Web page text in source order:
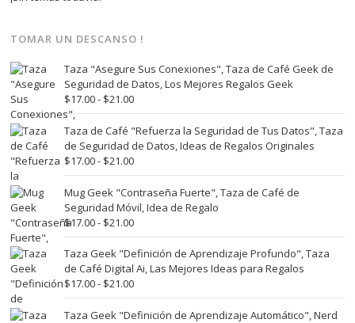
TOMAR UN DESCANSO !
Taza "Asegure Sus Conexiones", Taza de Café Geek de
Seguridad de Datos, Los Mejores Regalos Geek
$17.00- $21.00Rango
de
precios:
desde
$17.00
hasta
$21.00
Taza de Café "Refuerza la Seguridad de Tus Datos", Taza
de Seguridad de Datos, Ideas de Regalos Originales
$17.00- $21.00Rango
de
precios:
desde
$17.00
hasta
$21.00
Mug Geek "Contraseña Fuerte", Taza de Café de
Seguridad Móvil, Idea de Regalo
$17.00- $21.00Rango
de
precios:
desde
$17.00
hasta
$21.00
Taza Geek "Definición de Aprendizaje Profundo", Taza
de Café Digital Ai, Las Mejores Ideas para Regalos
$17.00- $21.00Rango
de
precios:
Taza Geek "Definición de Aprendizaje Automático", Nerd